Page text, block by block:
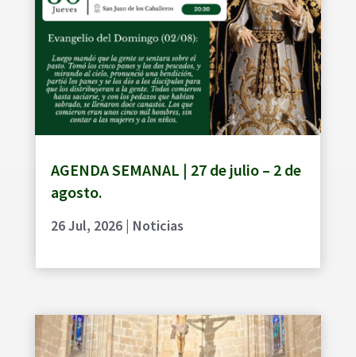
AGENDA SEMANAL | 27 de julio – 2 de
agosto.
26 Jul, 2026| Noticias